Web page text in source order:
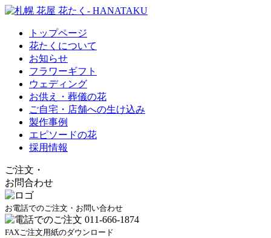
トップページ
花たくについて
お知らせ
フラワーギフト
ウェディング
お供え・葬儀の花
ご自宅・店舗への生け込み
製作事例
エピソードの花
採用情報
ご注文 ・
お問合わせ
お電話でのご注文・お問い合わせ
FAXご注文用紙のダウンロード